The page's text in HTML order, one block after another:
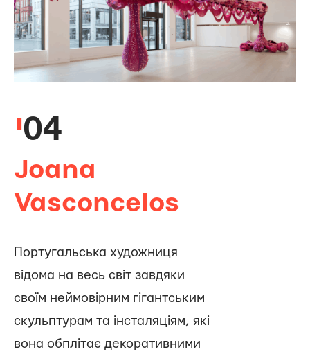
04
Joana
Vasconcelos
Португальська художниця
відома на весь світ завдяки
своїм неймовірним гігантським
скульптурам та інсталяціям, які
вона обплітає декоративними